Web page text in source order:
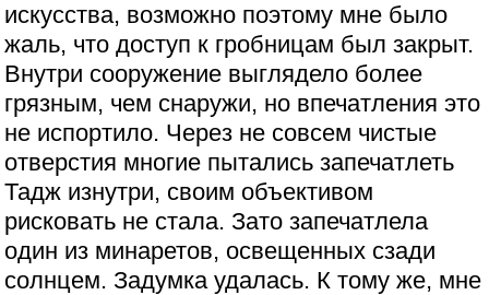
искусства, возможно поэтому мне было
жаль, что доступ к гробницам был закрыт.
Внутри сооружение выглядело более
грязным, чем снаружи, но впечатления это
не испортило. Через не совсем чистые
отверстия многие пытались запечатлеть
Тадж изнутри, своим объективом
рисковать не стала. Зато запечатлела
один из минаретов, освещенных сзади
солнцем. Задумка удалась. К тому же, мне